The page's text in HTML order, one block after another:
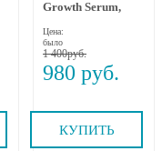
Growth Serum,
Цена:
было
1 400
980
КУПИТЬ